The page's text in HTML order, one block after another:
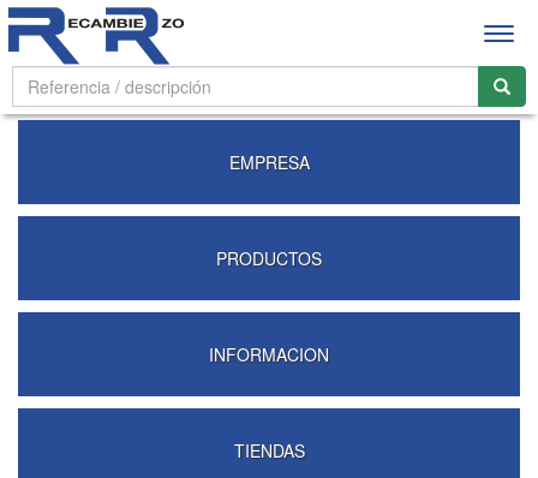
Abrir
EMPRESA
PRODUCTOS
INFORMACION
TIENDAS